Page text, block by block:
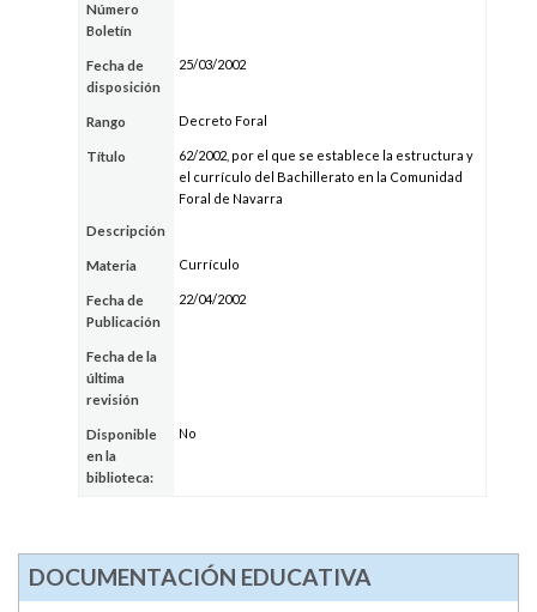
Número
Boletín
Fecha de
disposición
25/03/2002
Rango Decreto Foral
Título
62/2002, por el que se establece la estructura y
el currículo del Bachillerato en la Comunidad
Foral de Navarra
Descripción
Materia Currículo
Fecha de
Publicación
22/04/2002
Fecha de la
última
revisión
Disponible
en la
biblioteca:
No
DOCUMENTACIÓN EDUCATIVA